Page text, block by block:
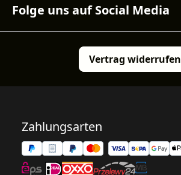
Folge uns auf Social Media
Vertrag widerrufen
Zahlungsarten